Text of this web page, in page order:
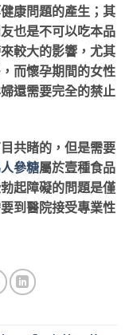
康問題的產生；其
也是不可以吃本品
較大的影響，尤其
而懷孕期間的女性
還需要完全的禁止
共睹的，但是需要
參糖屬於壹種食品
起障礙的問題是僅
到醫院接受專業性